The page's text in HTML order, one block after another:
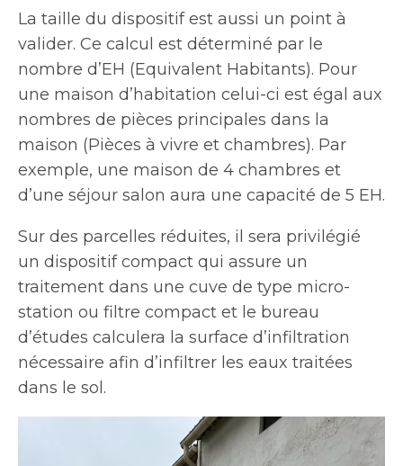
La taille du dispositif est aussi un point à
valider. Ce calcul est déterminé par le
nombre d’EH (Equivalent Habitants). Pour
une maison d’habitation celui-ci est égal aux
nombres de pièces principales dans la
maison (Pièces à vivre et chambres). Par
exemple, une maison de 4 chambres et
d’une séjour salon aura une capacité de 5 EH.
Sur des parcelles réduites, il sera privilégié
un dispositif compact qui assure un
traitement dans une cuve de type micro-
station ou filtre compact et le bureau
d’études calculera la surface d’infiltration
nécessaire afin d’infiltrer les eaux traitées
dans le sol.